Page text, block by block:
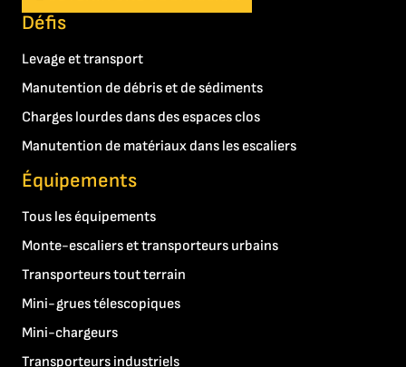
Défis
Levage et transport
Manutention de débris et de sédiments
Charges lourdes dans des espaces clos
Manutention de matériaux dans les escaliers
Équipements
Tous les équipements
Monte-escaliers et transporteurs urbains
Transporteurs tout terrain
Mini-grues télescopiques
Mini-chargeurs
Transporteurs industriels